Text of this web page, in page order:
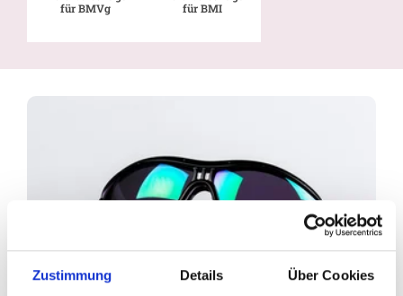
Zustimmung Details Über Cookies
für BMVg
für BMI